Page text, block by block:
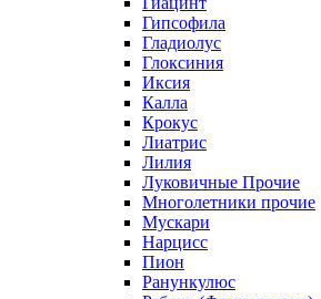
Гипсофила
Гладиолус
Глоксиния
Иксия
Калла
Крокус
Лиатрис
Лилия
Луковичные Прочие
Многолетники прочие
Мускари
Нарцисс
Пион
Ранункулюс